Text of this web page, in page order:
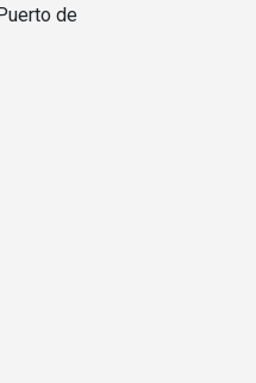
de